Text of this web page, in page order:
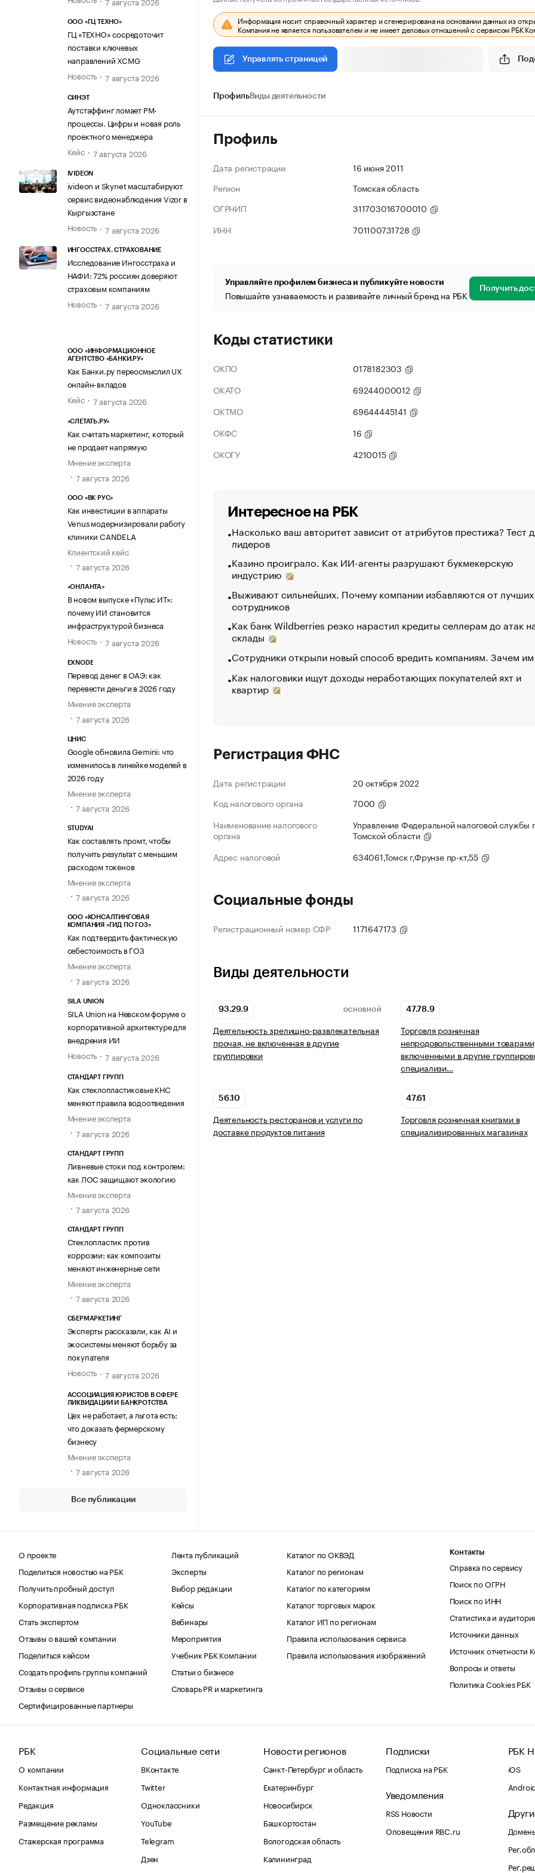
ООО «ГЦ ТЕХНО»
ГЦ «ТЕХНО» сосредоточит
поставки ключевых
направлений XCMG
Новость
7 августа 2026
СИНЭТ
Аутстаффинг ломает PM-
процессы. Цифры и новая роль
проектного менеджера
Кейс
7 августа 2026
IVIDEON
ivideon и Skynet масштабируют
сервис видеонаблюдения Vizor в
Кыргызстане
Новость
7 августа 2026
ИНГОССТРАХ. СТРАХОВАНИЕ
Исследование Ингосстраха и
НАФИ: 72% россиян доверяют
страховым компаниям
Новость
7 августа 2026
ООО «ИНФОРМАЦИОННОЕ
АГЕНТСТВО «БАНКИ.РУ»
Как Банки.ру переосмыслил UX
онлайн-вкладов
Кейс
7 августа 2026
«СЛЕТАТЬ.РУ»
Как считать маркетинг, который
не продает напрямую
Мнение эксперта
7 августа 2026
ООО «ВК РУС»
Как инвестиции в аппараты
Venus модернизировали работу
клиники CANDELA
Клиентский кейс
7 августа 2026
«ОНЛАНТА»
В новом выпуске «Пульс ИТ»:
почему ИИ становится
инфраструктурой бизнеса
Новость
7 августа 2026
EXNODE
Перевод денег в ОАЭ: как
перевести деньги в 2026 году
Мнение эксперта
7 августа 2026
ЦНИС
Google обновила Gemini: что
изменилось в линейке моделей в
2026 году
Мнение эксперта
7 августа 2026
STUDYAI
Как составлять промт, чтобы
получить результат с меньшим
расходом токенов
Мнение эксперта
7 августа 2026
ООО «КОНСАЛТИНГОВАЯ
КОМПАНИЯ «ГИД ПО ГОЗ»
Как подтвердить фактическую
себестоимость в ГОЗ
Мнение эксперта
7 августа 2026
SILA UNION
SILA Union на Невском форуме о
корпоративной архитектуре для
внедрения ИИ
Новость
7 августа 2026
СТАНДАРТ ГРУПП
Как стеклопластиковые КНС
меняют правила водоотведения
Мнение эксперта
7 августа 2026
СТАНДАРТ ГРУПП
Ливневые стоки под контролем:
как ЛОС защищают экологию
Мнение эксперта
7 августа 2026
СТАНДАРТ ГРУПП
Стеклопластик против
коррозии: как композиты
меняют инженерные сети
Мнение эксперта
7 августа 2026
СБЕРМАРКЕТИНГ
Эксперты рассказали, как AI и
экосистемы меняют борьбу за
покупателя
Новость
7 августа 2026
АССОЦИАЦИЯ ЮРИСТОВ В СФЕРЕ
ЛИКВИДАЦИИ И БАНКРОТСТВА
Цех не работает, а льгота есть:
что доказать фермерскому
бизнесу
Мнение эксперта
7 августа 2026
Все публикации
Информация носит справочный характер и сгенерирована на основании данных из
Компания не является пользователем и не имеет деловых отношений с сервисом РБК
Управлять страницей
ПрофильВиды деятельности
Профиль
Дата регистрации
16 июня 2011
Регион
Томская область
ОГРНИП
311703016700010
ИНН
701100731728
Управляйте профилем бизнеса и публикуйте новости
Повышайте узнаваемость и развивайте личный бренд на РБК Получить
Коды статистики
ОКПО
0178182303
ОКАТО
69244000012
ОКТМО
69644445141
ОКФС
16
ОКОГУ
4210015
Интересное на РБК
Насколько ваш авторитет зависит от атрибутов престижа? Тест
лидеров
Казино проиграло. Как ИИ-агенты разрушают букмекерскую
индустрию
Выживают сильнейших. Почему компании избавляются от лучших
сотрудников
Как банк Wildberries резко нарастил кредиты селлерам до атак
склады
Сотрудники открыли новый способ вредить компаниям. Зачем
Как налоговики ищут доходы неработающих покупателей яхт и
квартир
Регистрация ФНС
Дата регистрации
20 октября 2022
Код налогового органа
7000
Наименование налогового
органа
Управление Федеральной налоговой службы
Томской области
Адрес налоговой
634061,Томск г,Фрунзе пр-кт,55
Социальные фонды
Регистрационный номер СФР 1171647173
Виды деятельности
93.29.9 ОСНОВНОЙ
Деятельность зрелищно-развлекательная
прочая, не включенная в другие
группировки
47.78.9
Торговля розничная
непродовольственными
включенными в другие
специализи…
56.10
Деятельность ресторанов и услуги по
доставке продуктов питания
47.61
Торговля розничная книгами в
специализированных магазинах
О проекте
Поделиться новостью на РБК
Получить пробный доступ
Корпоративная подписка РБК
Стать экспертом
Отзывы о вашей компании
Поделиться кейсом
Создать профиль группы компаний
Отзывы о сервисе
Сертифицированные партнеры
Лента публикаций
Эксперты
Выбор редакции
Кейсы
Вебинары
Мероприятия
Учебник РБК Компании
Статьи о бизнесе
Словарь PR и маркетинга
Каталог по ОКВЭД
Каталог по регионам
Каталог по категориям
Каталог торговых марок
Каталог ИП по регионам
Правила использования сервиса
Правила использования изображений
Контакты
Справка по сервису
Поиск по ОГРН
Поиск по ИНН
Статистика и
Источники данных
Источник отчетности
Вопросы и ответы
Политика Cookies РБК
РБК
О компании
Контактная информация
Редакция
Размещение рекламы
Стажерская программа
Социальные сети
ВКонтакте
Twitter
Одноклассники
YouTube
Telegram
Дзен
Новости регионов
Санкт-Петербург и область
Екатеринбург
Новосибирск
Башкортостан
Вологодская область
Калининград
Подписки
Подписка на РБК
Уведомления
RSS Новости
Оповещения RBC.ru
РБК
iOS